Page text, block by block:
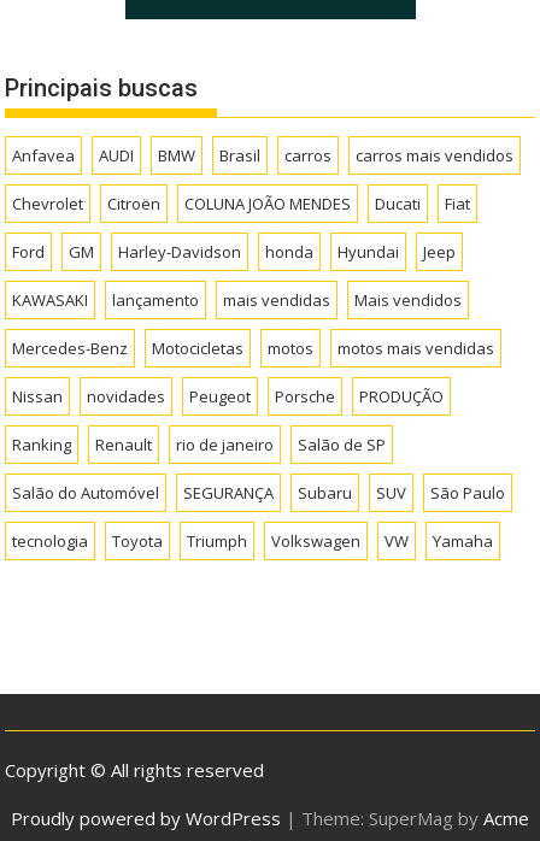
Principais buscas
Anfavea AUDI BMW Brasil carros carros mais vendidos
Chevrolet Citroën COLUNA JOÃO MENDES Ducati Fiat
Ford GM Harley-Davidson honda Hyundai Jeep
KAWASAKI lançamento mais vendidas Mais vendidos
Mercedes-Benz Motocicletas motos motos mais vendidas
Nissan novidades Peugeot Porsche PRODUÇÃO
Ranking Renault rio de janeiro Salão de SP
Salão do Automóvel SEGURANÇA Subaru SUV São Paulo
tecnologia Toyota Triumph Volkswagen VW Yamaha
Copyright © All rights reserved
Proudly powered by WordPress | Theme: SuperMag by Acme